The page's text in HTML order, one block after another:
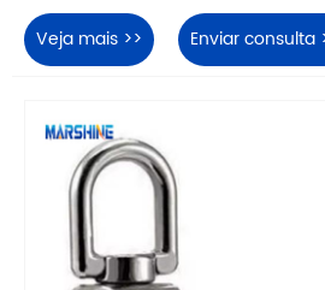
Veja mais >> Enviar consulta